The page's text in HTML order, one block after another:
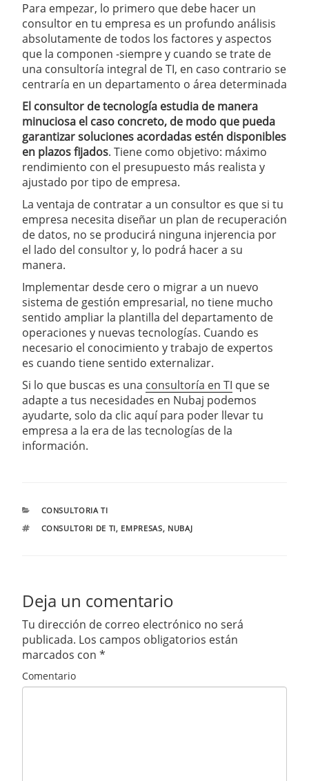
Para empezar, lo primero que debe hacer un
consultor en tu empresa es un profundo análisis
absolutamente de todos los factores y aspectos
que la componen -siempre y cuando se trate de
una consultoría integral de TI, en caso contrario se
centraría en un departamento o área determinada
El consultor de tecnología estudia de manera
minuciosa el caso concreto, de modo que pueda
garantizar soluciones acordadas estén disponibles
en plazos fijados. Tiene como objetivo: máximo
rendimiento con el presupuesto más realista y
ajustado por tipo de empresa.
La ventaja de contratar a un consultor es que si tu
empresa necesita diseñar un plan de recuperación
de datos, no se producirá ninguna injerencia por
el lado del consultor y, lo podrá hacer a su
manera.
Implementar desde cero o migrar a un nuevo
sistema de gestión empresarial, no tiene mucho
sentido ampliar la plantilla del departamento de
operaciones y nuevas tecnologías. Cuando es
necesario el conocimiento y trabajo de expertos
es cuando tiene sentido externalizar.
Si lo que buscas es una consultoría en TI que se
adapte a tus necesidades en Nubaj podemos
ayudarte, solo da clic aquí para poder llevar tu
empresa a la era de las tecnologías de la
información.
CATEGORÍAS
CONSULTORIA TI
ETIQUETAS
CONSULTORI DE TI, EMPRESAS, NUBAJ
Deja un comentario
Tu dirección de correo electrónico no será
publicada. Los campos obligatorios están
marcados con *
Comentario